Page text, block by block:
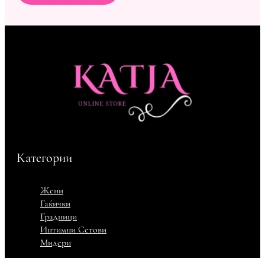
Категории
Жени
Гаќички
Градници
Интимни Сетови
Мидери